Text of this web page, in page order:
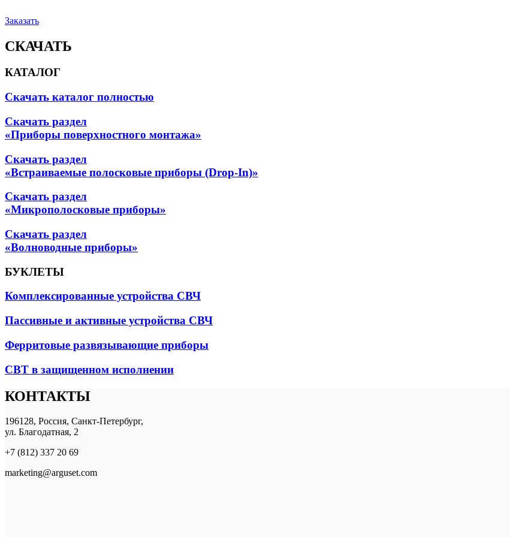
Заказать
СКАЧАТЬ
КАТАЛОГ
Скачать каталог полностью
Скачать раздел
«Приборы поверхностного монтажа»
Скачать раздел
«Встраиваемые полосковые приборы (Drop-In)»
Скачать раздел
«Микрополосковые приборы»
Скачать раздел
«Волноводные приборы»
БУКЛЕТЫ
Комплексированные устройства СВЧ
Пассивные и активные устройства СВЧ
Ферритовые развязывающие приборы
СВТ в защищенном исполнении
КОНТАКТЫ
196128, Россия, Санкт-Петербург,
ул. Благодатная, 2
+7 (812) 337 20 69
marketing@arguset.com